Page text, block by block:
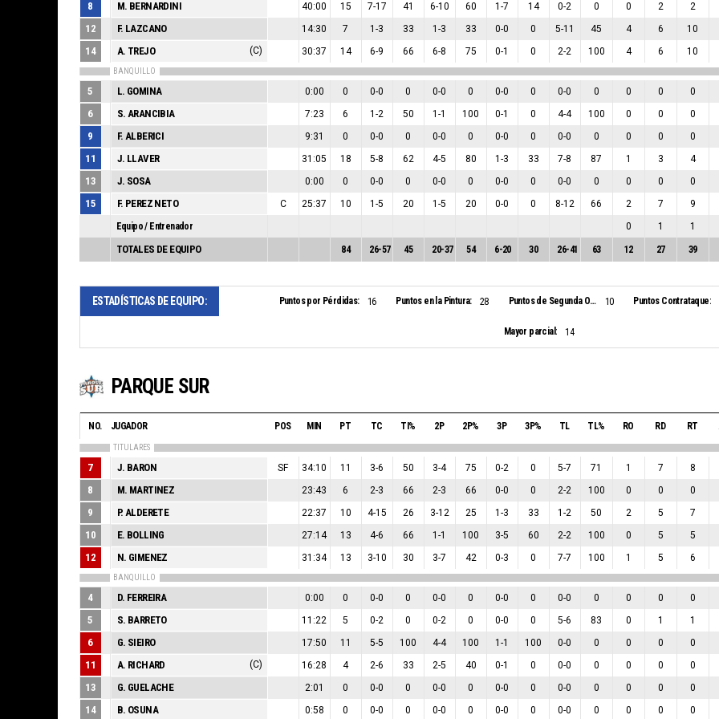
8 M. BERNARDINI 40:00 15 7-17 41 6-10 60 1-7 14 0-2 0 0 2 2
12 F. LAZCANO 14:30 7 1-3 33 1-3 33 0-0 0 5-11 45 4 6 10
14 A. TREJO (C) 30:37 14 6-9 66 6-8 75 0-1 0 2-2 100 4 6 10
BANQUILLO
5 L. GOMINA 0:00 0 0-0 0 0-0 0 0-0 0 0-0 0 0 0 0
6 S. ARANCIBIA 7:23 6 1-2 50 1-1 100 0-1 0 4-4 100 0 0 0
9 F. ALBERICI 9:31 0 0-0 0 0-0 0 0-0 0 0-0 0 0 0 0
11 J. LLAVER 31:05 18 5-8 62 4-5 80 1-3 33 7-8 87 1 3 4
13 J. SOSA 0:00 0 0-0 0 0-0 0 0-0 0 0-0 0 0 0 0
15 F. PEREZ NETO C 25:37 10 1-5 20 1-5 20 0-0 0 8-12 66 2 7
9
Equipo / Entrenador
0 1 1
TOTALES DE EQUIPO 84 26-57 45 20-37 54 6-20 30 26-41 63 12 27 39
ESTADÍSTICAS DE EQUIPO: Puntos por Pérdidas: 16 Puntos en la Pintura: 28 Puntos de Segunda Oportunidad: 10 Puntos Contrataque:
Mayor parcial: 14
PARQUE SUR
NO. JUGADOR POS MIN PT TC TI% 2P 2P% 3P 3P% TL TL% RO RD RT
TITULARES
7 J. BARON SF 34:10 11 3-6 50 3-4 75 0-2 0 5-7 71 1 7 8
8 M. MARTINEZ 23:43 6 2-3 66 2-3 66 0-0 0 2-2 100 0 0 0
9 P. ALDERETE 22:37 10 4-15 26 3-12 25 1-3 33 1-2 50 2 5 7
10 E. BOLLING 27:14 13 4-6 66 1-1 100 3-5 60 2-2 100 0 5 5
12 N. GIMENEZ 31:34 13 3-10 30 3-7 42 0-3 0 7-7 100 1 5 6
BANQUILLO
4 D. FERREIRA 0:00 0 0-0 0 0-0 0 0-0 0 0-0 0 0 0 0
5 S. BARRETO 11:22 5 0-2 0 0-2 0 0-0 0 5-6 83 0 1 1
6 G. SIEIRO 17:50 11 5-5 100 4-4 100 1-1 100 0-0 0 0 0 0
11 A. RICHARD (C) 16:28 4 2-6 33 2-5 40 0-1 0 0-0 0 0 0 0
13 G. GUELACHE 2:01 0 0-0 0 0-0 0 0-0 0 0-0 0 0 0 0
14 B. OSUNA 0:58 0 0-0 0 0-0 0 0-0 0 0-0 0 0 0 0